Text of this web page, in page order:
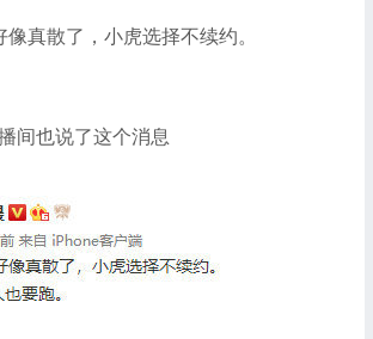
真散了，小虎选择不续约。
间也说了这个消息